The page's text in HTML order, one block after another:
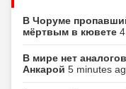
В Чоруме
мёртвым в кювете
В мире нет
Анкарой 5 minutes